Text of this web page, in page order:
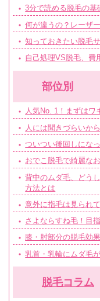
3分で読める脱毛の基
何が違うの？レーザ
知っておきたい脱毛
自己処理VS脱毛、費
部位別
人気No. 1！まずはワ
人には聞きづらいか
ついつい後回しにな
おでこ脱毛で綺麗な
背中のムダ毛、どう
方法とは
意外に指毛は見られ
さよならすね毛！目
膝・肘部分の脱毛効
乳首・乳輪にムダ毛
脱毛コラム